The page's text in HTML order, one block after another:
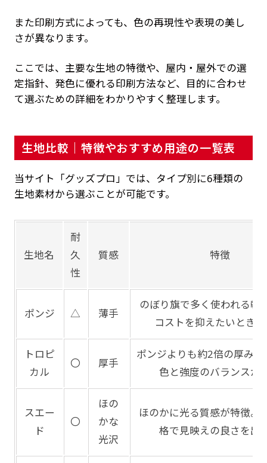
また印刷方式によっても、色の再現性や表現の美し
さが異なります。
ここでは、主要な生地の特徴や、屋内・屋外での選
定指針、発色に優れる印刷方法など、目的に合わせ
て選ぶための詳細をわかりやすく整理します。
生地比較｜特徴やおすすめ用途の一覧表
当サイト「グッズプロ」では、タイプ別に6種類の
生地素材から選ぶことが可能です。
生地名
耐
久
性
質感 特徴
ポンジ △ 薄手
のぼり旗で多く使われる軽
コストを抑えたいとき
トロピ
カル
〇 厚手
ポンジよりも約2倍の厚みが
色と強度のバランスが
スエー
ド
〇
ほの
かな
光沢
ほのかに光る質感が特徴。
格で見映えの良さを出